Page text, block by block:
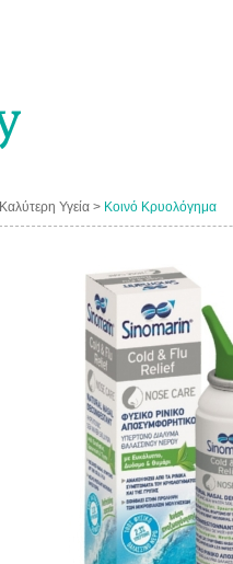
Καλύτερη Υγεία > Κοινό Κρυολόγημα